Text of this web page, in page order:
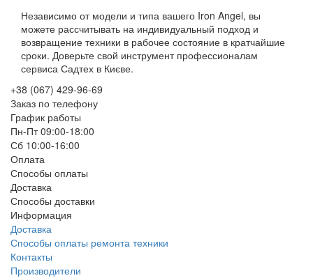
Независимо от модели и типа вашего Iron Angel, вы
можете рассчитывать на индивидуальный подход и
возвращение техники в рабочее состояние в кратчайшие
сроки. Доверьте свой инструмент профессионалам
сервиса Садтех в Києве.
+38 (067) 429-96-69
Заказ по телефону
График работы
Пн-Пт 09:00-18:00
Сб 10:00-16:00
Оплата
Способы оплаты
Доставка
Способы доставки
Информация
Доставка
Способы оплаты ремонта техники
Контакты
Производители